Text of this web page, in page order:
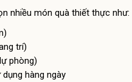
nhiều món quà thiết thực như:
trí)
phòng)
hàng ngày